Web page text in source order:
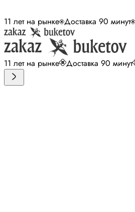
11 лет на рынке Доставка 90 минут
11 лет на рынке Доставка 90 минут